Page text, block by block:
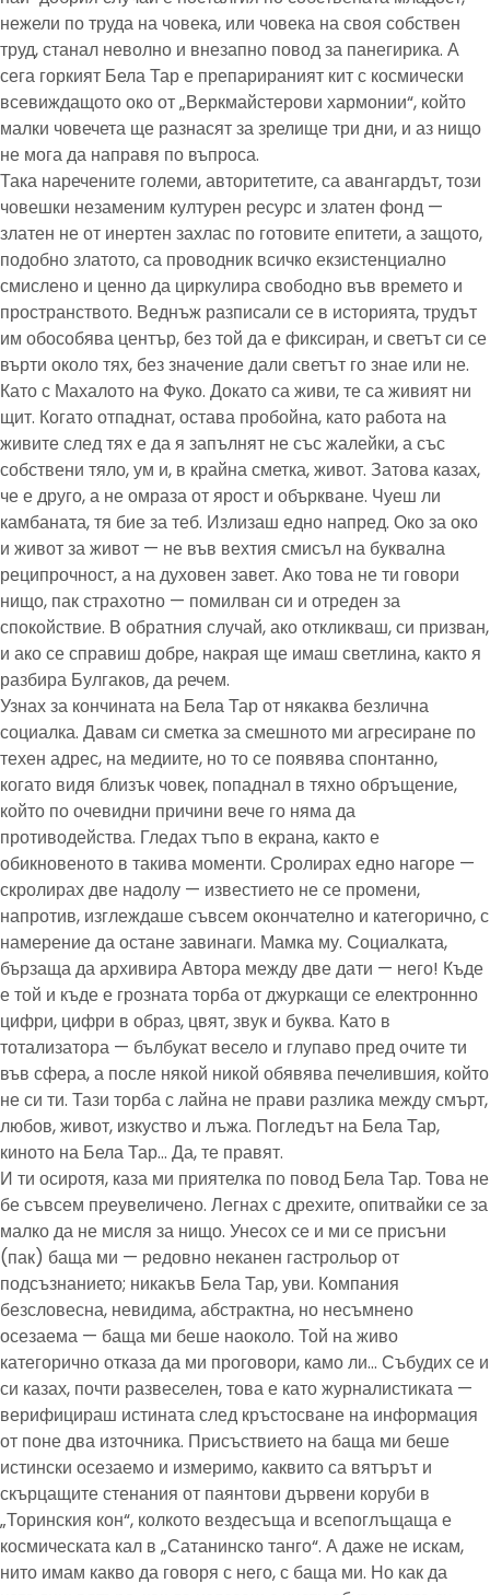
нежели по труда на човека, или човека на своя собствен
труд, станал неволно и внезапно повод за панегирика. А
сега горкият Бела Тар е препарираният кит с космически
всевиждащото око от „Веркмайстерови хармонии“, който
малки човечета ще разнасят за зрелище три дни, и аз нищо
не мога да направя по въпроса.
Така наречените големи, авторитетите, са авангардът, този
човешки незаменим културен ресурс и златен фонд —
златен не от инертен захлас по готовите епитети, а защото,
подобно златото, са проводник всичко екзистенциално
смислено и ценно да циркулира свободно във времето и
пространството. Веднъж разписали се в историята, трудът
им обособява център, без той да е фиксиран, и светът си се
върти около тях, без значение дали светът го знае или не.
Като с Махалото на Фуко. Докато са живи, те са живият ни
щит. Когато отпаднат, остава пробойна, като работа на
живите след тях е да я запълнят не със жалейки, а със
собствени тяло, ум и, в крайна сметка, живот. Затова казах,
че е друго, а не омраза от ярост и объркване. Чуеш ли
камбаната, тя бие за теб. Излизаш едно напред. Око за око
и живот за живот — не във вехтия смисъл на буквална
реципрочност, а на духовен завет. Ако това не ти говори
нищо, пак страхотно — помилван си и отреден за
спокойствие. В обратния случай, ако откликваш, си призван,
и ако се справиш добре, накрая ще имаш светлина, както я
разбира Булгаков, да речем.
Узнах за кончината на Бела Тар от някаква безлична
социалка. Давам си сметка за смешното ми агресиране по
техен адрес, на медиите, но то се появява спонтанно,
когато видя близък човек, попаднал в тяхно обръщение,
който по очевидни причини вече го няма да
противодейства. Гледах тъпо в екрана, както е
обикновеното в такива моменти. Сролирах едно нагоре —
скролирах две надолу — известието не се промени,
напротив, изглеждаше съвсем окончателно и категорично, с
намерение да остане завинаги. Мамка му. Социалката,
бързаща да архивира Автора между две дати — него! Къде
е той и къде е грозната торба от джуркащи се електроннно
цифри, цифри в образ, цвят, звук и буква. Като в
тотализатора — бълбукат весело и глупаво пред очите ти
във сфера, а после някой никой обявява печелившия, който
не си ти. Тази торба с лайна не прави разлика между смърт,
любов, живот, изкуство и лъжа. Погледът на Бела Тар,
киното на Бела Тар… Да, те правят.
И ти осиротя, каза ми приятелка по повод Бела Тар. Това не
бе съвсем преувеличено. Легнах с дрехите, опитвайки се за
малко да не мисля за нищо. Унесох се и ми се присъни
(пак) баща ми — редовно неканен гастрольор от
подсъзнанието; никакъв Бела Тар, уви. Компания
безсловесна, невидима, абстрактна, но несъмнено
осезаема — баща ми беше наоколо. Той на живо
категорично отказа да ми проговори, камо ли… Събудих се и
си казах, почти развеселен, това е като журналистиката —
верифицираш истината след кръстосване на информация
от поне два източника. Присъствието на баща ми беше
истински осезаемо и измеримо, каквито са вятърът и
скърцащите стенания от паянтови дървени коруби в
„Торинския кон“, колкото вездесъща и всепоглъщаща е
космическата кал в „Сатанинско танго“. А даже не искам,
нито имам какво да говоря с него, с баща ми. Но как да